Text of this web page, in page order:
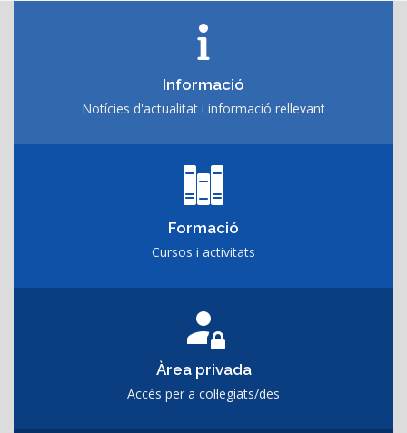
Informació
Notícies d'actualitat i informació rellevant
Formació
Cursos i activitats
Àrea privada
Accés per a col·legiats/des